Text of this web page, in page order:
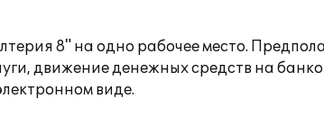
8" на одно рабочее место.
движение денежных средств на
виде.